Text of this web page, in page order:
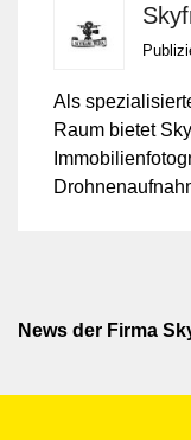
Als
Raum bietet
News der Firma